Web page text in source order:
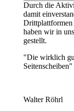
Durch die
damit
Drittplattformen
haben wir in
gestellt.
"Die wirklich
Seitenscheiben"
Walter Röhrl